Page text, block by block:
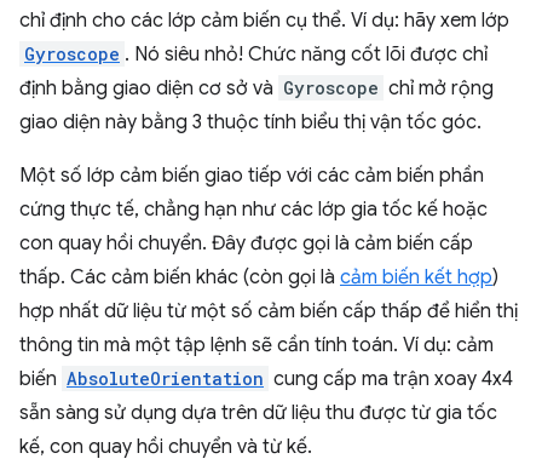
chỉ định cho các lớp cảm biến cụ thể. Ví dụ: hãy xem lớp
Gyroscope . Nó siêu nhỏ! Chức năng cốt lõi được chỉ
định bằng giao diện cơ sở và Gyroscope chỉ mở rộng
giao diện này bằng 3 thuộc tính biểu thị vận tốc góc.
Một số lớp cảm biến giao tiếp với các cảm biến phần
cứng thực tế, chẳng hạn như các lớp gia tốc kế hoặc
con quay hồi chuyển. Đây được gọi là cảm biến cấp
thấp. Các cảm biến khác (còn gọi là cảm biến kết hợp)
hợp nhất dữ liệu từ một số cảm biến cấp thấp để hiển thị
thông tin mà một tập lệnh sẽ cần tính toán. Ví dụ: cảm
biến AbsoluteOrientation cung cấp ma trận xoay 4x4
sẵn sàng sử dụng dựa trên dữ liệu thu được từ gia tốc
kế, con quay hồi chuyển và từ kế.